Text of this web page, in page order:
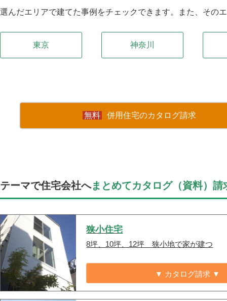
選んだエリアで建てた事例をチェックできます。また、その
東京 神奈川
併用住宅のカタログ請求
テーマで住宅会社へまとめてカタログ（資料）請
狭小住宅
8坪、10坪、12坪 狭小地で家が建つ
▼ カタログ請求 ▼